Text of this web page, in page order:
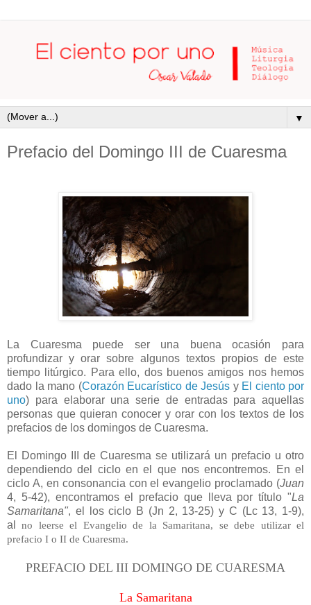
▼
Prefacio del Domingo III de Cuaresma
La Cuaresma puede ser una buena ocasión para
profundizar y orar sobre algunos textos propios de este
tiempo litúrgico. Para ello, dos buenos amigos nos hemos
dado la mano (Corazón Eucarístico de Jesús y El ciento por
uno) para elaborar una serie de entradas para aquellas
personas que quieran conocer y orar con los textos de los
prefacios de los domingos de Cuaresma.
El Domingo III de Cuaresma se utilizará un prefacio u otro
dependiendo del ciclo en el que nos encontremos. En el
ciclo A, en consonancia conel evangelio proclamado (Juan
4, 5-42), encontramos el prefacio que
lleva por título "La
Samaritana", el los ciclo B (Jn 2, 13-25) y C (Lc 13, 1-9),
al
no leerse el Evangelio de la Samaritana, se debe utilizar el
prefacio I o II de Cuaresma.
PREFACIO DEL III DOMINGO DE CUARESMA
La Samaritana